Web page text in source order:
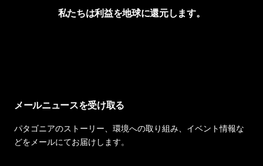
私たちは利益を地球に還元します。
メールニュースを受け取る
パタゴニアのストーリー、環境への取り組み、イベント情報な
どをメールにてお届けします。